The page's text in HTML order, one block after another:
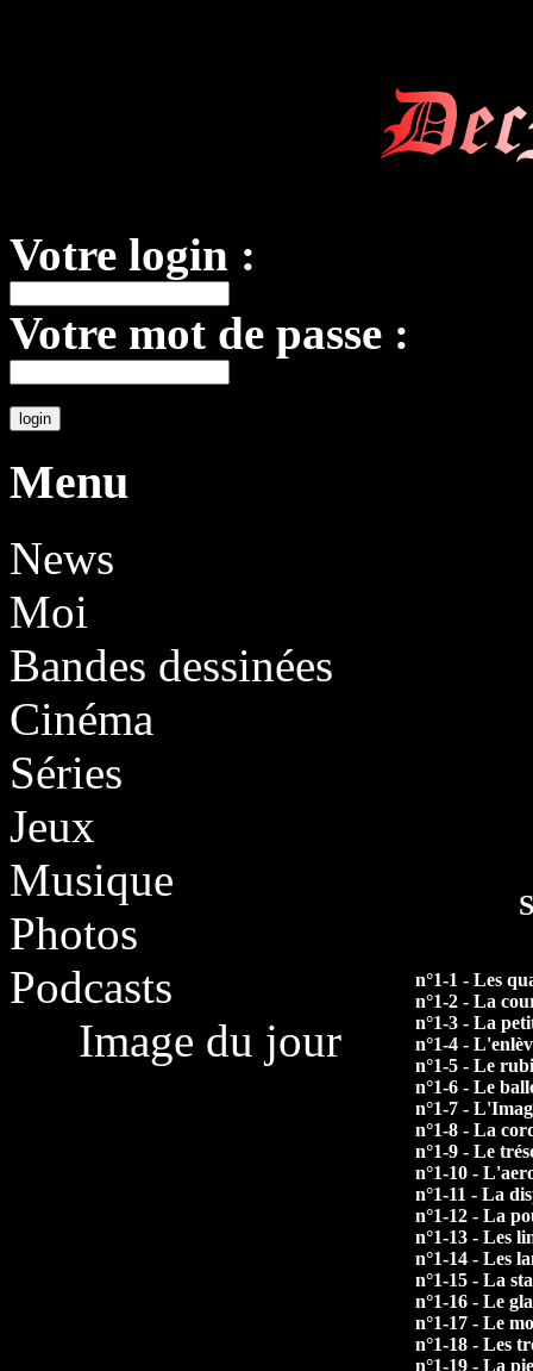
Votre login :
Votre mot de passe :
Menu
News
Moi
Bandes dessinées
Cinéma
Séries
Jeux
Musique
Photos
Podcasts
Image du jour
n°1-1 - Les
n°1-2 - La
n°1-3 - La
n°1-4 -
n°1-5 - Le
n°1-6 - Le
n°1-7 -
n°1-8 - La
n°1-9 - Le
n°1-10 -
n°1-11 - La
n°1-12 - La
n°1-13 - Les
n°1-14 - Les
n°1-15 - La
n°1-16 - Le
n°1-17 - Le
n°1-18 - Les
n°1-19 - La